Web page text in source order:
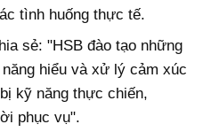
tình huống thực tế.
sẻ: "HSB đào tạo những
hiểu và xử lý cảm xúc
kỹ năng thực chiến,
phục vụ".